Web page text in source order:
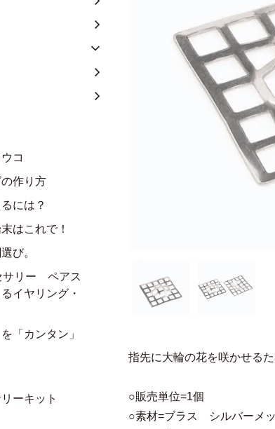
指先に大輪の花を咲かせる
○販売単位=1個
○素材=ブラス シルバーメ
コ
作り方
には？
はこれで！
び。
サリー ペアス
イヤリング・
「カンタン」
ーキット